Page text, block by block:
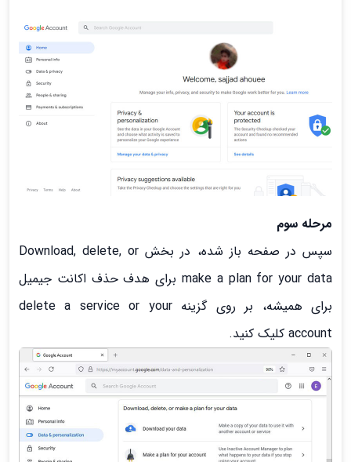
مرحله سوم
سپس در صفحه باز شده، در بخش Download, delete, or
make a plan for your data برای هدف حذف اکانت جیمیل
برای همیشه، بر روی گزینه delete a service or your
account کلیک کنید.